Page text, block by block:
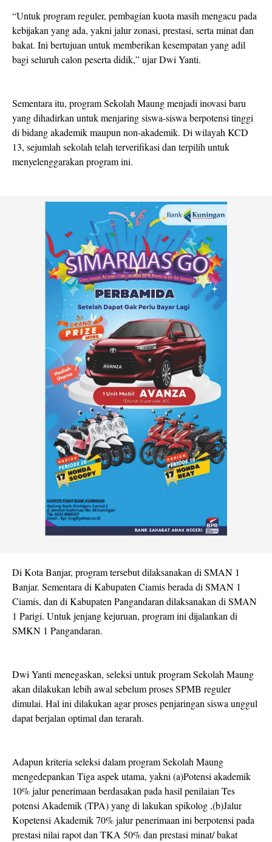
“Untuk program reguler, pembagian kuota masih mengacu pada
kebijakan yang ada, yakni jalur zonasi, prestasi, serta minat dan
bakat. Ini bertujuan untuk memberikan kesempatan yang adil
bagi seluruh calon peserta didik,” ujar Dwi Yanti.
Sementara itu, program Sekolah Maung menjadi inovasi baru
yang dihadirkan untuk menjaring siswa-siswa berpotensi tinggi
di bidang akademik maupun non-akademik. Di wilayah KCD
13, sejumlah sekolah telah terverifikasi dan terpilih untuk
menyelenggarakan program ini.
Di Kota Banjar, program tersebut dilaksanakan di SMAN 1
Banjar. Sementara di Kabupaten Ciamis berada di SMAN 1
Ciamis, dan di Kabupaten Pangandaran dilaksanakan di SMAN
1 Parigi. Untuk jenjang kejuruan, program ini dijalankan di
SMKN 1 Pangandaran.
Dwi Yanti menegaskan, seleksi untuk program Sekolah Maung
akan dilakukan lebih awal sebelum proses SPMB reguler
dimulai. Hal ini dilakukan agar proses penjaringan siswa unggul
dapat berjalan optimal dan terarah.
Adapun kriteria seleksi dalam program Sekolah Maung
mengedepankan Tiga aspek utama, yakni (a)Potensi akademik
10% jalur penerimaan berdasakan pada hasil penilaian Tes
potensi Akademik (TPA) yang di lakukan spikolog ,(b)Jalur
Kopetensi Akademik 70% jalur penerimaan ini berpotensi pada
prestasi nilai rapot dan TKA 50% dan prestasi minat/ bakat